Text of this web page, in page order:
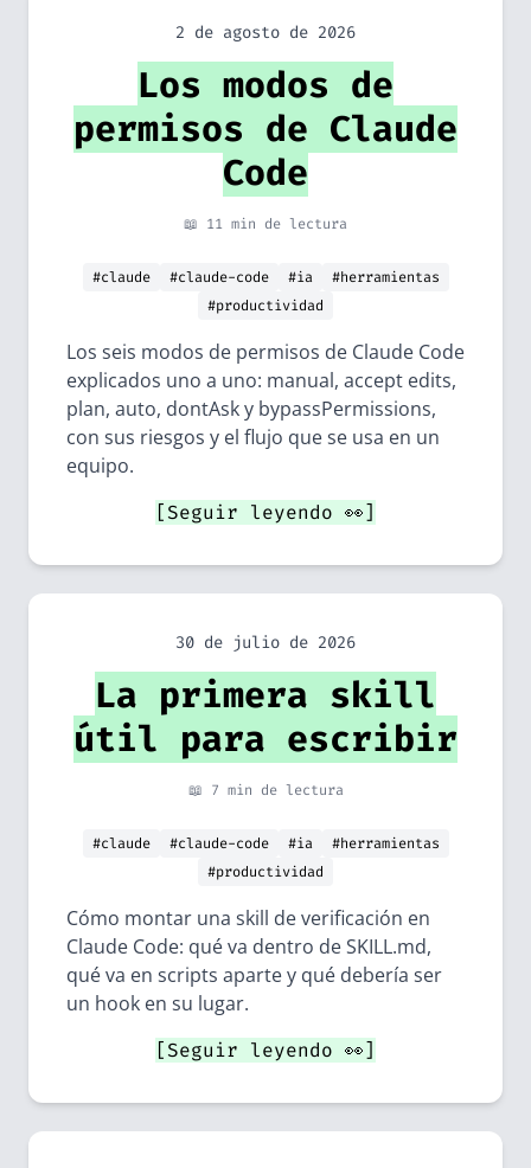
2 de agosto de 2026
Los modos de
permisos de Claude
Code
📖 11 min de lectura
#claude #claude-code #ia
#herramientas
#productividad
Los seis modos de permisos de Claude Code
explicados uno a uno: manual, accept edits,
plan, auto, dontAsk y bypassPermissions,
con sus riesgos y el flujo que se usa en un
equipo.
[Seguir leyendo 👀]
30 de julio de 2026
La primera skill
útil para escribir
📖 7 min de lectura
#claude #claude-code #ia
#herramientas
#productividad
Cómo montar una skill de verificación en
Claude Code: qué va dentro de SKILL.md,
qué va en scripts aparte y qué debería ser
un hook en su lugar.
[Seguir leyendo 👀]